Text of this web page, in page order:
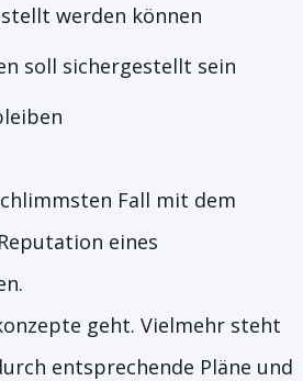
werden können
soll sichergestellt sein
Fall mit dem
eines
geht. Vielmehr steht
entsprechende Pläne und